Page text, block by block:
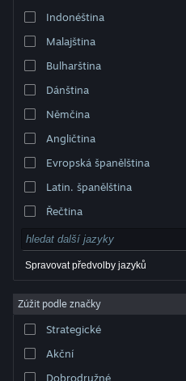
© Valve Corporation. Všechna práva vyhrazena.
příslušných subjektů v USA a dalších zemích.
Smlouva o užívání služby Steam
Cookies
Indonéština
Malajština
Bulharština
Dánština
Němčina
Angličtina
Evropská španělština
Latin. španělština
Řečtina
Spravovat předvolby jazyků
Zúžit podle značky
Strategické
Akční
Dobrodružné